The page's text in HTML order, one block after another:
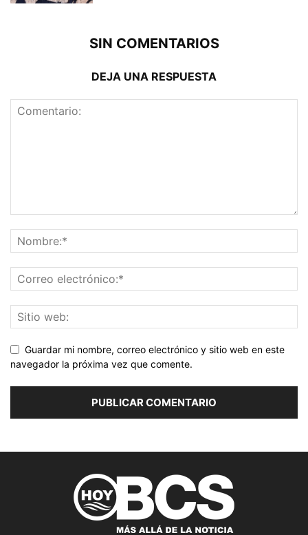
SIN COMENTARIOS
DEJA UNA RESPUESTA
Guardar mi nombre, correo electrónico y sitio web en este
navegador la próxima vez que comente.